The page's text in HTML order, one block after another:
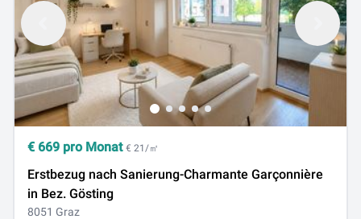
€ 669 pro Monat € 21/㎡
Erstbezug nach Sanierung-Charmante Garçonnière
in Bez. Gösting
8051 Graz